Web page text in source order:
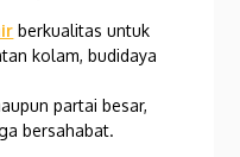
berkualitas untuk
kolam, budidaya
partai besar,
bersahabat.